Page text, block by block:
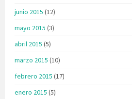
junio 2015 (12)
mayo 2015 (3)
abril 2015 (5)
marzo 2015 (10)
febrero 2015 (17)
enero 2015 (5)